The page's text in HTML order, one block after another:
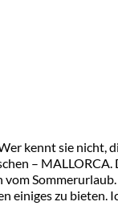
kennt sie nicht,
– MALLORCA.
vom
einiges zu bieten.